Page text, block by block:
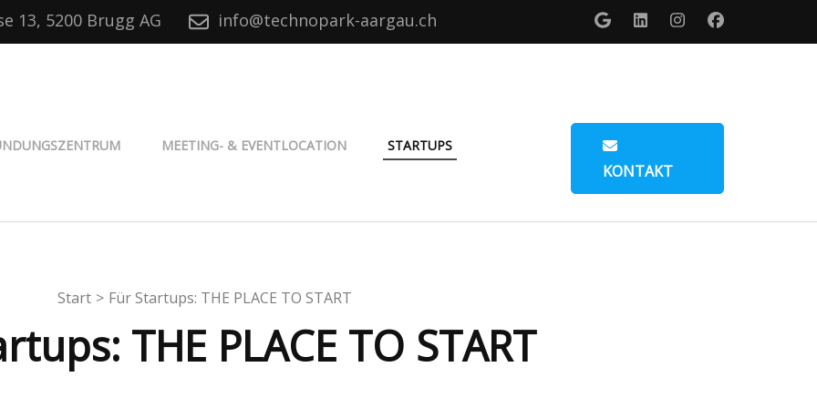
13, 5200 Brugg AG info@technopark-aargau.ch
MEETING- & EVENTLOCATION
STARTUPS
KONTAKT
Start > Für Startups: THE PLACE TO START
THE PLACE TO START